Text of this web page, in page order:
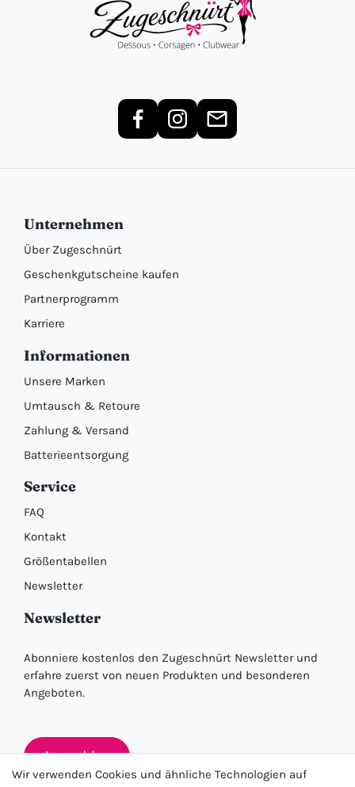
Unternehmen
Über Zugeschnürt
Geschenkgutscheine kaufen
Partnerprogramm
Karriere
Informationen
Unsere Marken
Umtausch & Retoure
Zahlung & Versand
Batterieentsorgung
Service
FAQ
Kontakt
Größentabellen
Newsletter
Newsletter
Abonniere kostenlos den Zugeschnürt Newsletter und
erfahre zuerst von neuen Produkten und besonderen
Angeboten.
Anmelden
Wir verwenden Cookies und ähnliche Technologien auf